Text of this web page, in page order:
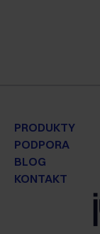
PRODUKTY
PODPORA
BLOG
KONTAKT